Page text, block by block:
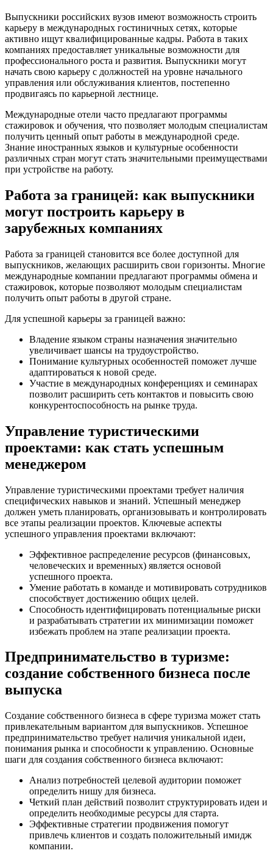
Выпускники российских вузов имеют возможность строить
карьеру в международных гостиничных сетях, которые
активно ищут квалифицированные кадры. Работа в таких
компаниях предоставляет уникальные возможности для
профессионального роста и развития. Выпускники могут
начать свою карьеру с должностей на уровне начального
управления или обслуживания клиентов, постепенно
продвигаясь по карьерной лестнице.
Международные отели часто предлагают программы
стажировок и обучения, что позволяет молодым специалистам
получить ценный опыт работы в международной среде.
Знание иностранных языков и культурные особенности
различных стран могут стать значительными преимуществами
при устройстве на работу.
Работа за границей: как выпускники
могут построить карьеру в
зарубежных компаниях
Работа за границей становится все более доступной для
выпускников, желающих расширить свои горизонты. Многие
международные компании предлагают программы обмена и
стажировок, которые позволяют молодым специалистам
получить опыт работы в другой стране.
Для успешной карьеры за границей важно:
Владение языком страны назначения значительно
увеличивает шансы на трудоустройство.
Понимание культурных особенностей поможет лучше
адаптироваться к новой среде.
Участие в международных конференциях и семинарах
позволит расширить сеть контактов и повысить свою
конкурентоспособность на рынке труда.
Управление туристическими
проектами: как стать успешным
менеджером
Управление туристическими проектами требует наличия
специфических навыков и знаний. Успешный менеджер
должен уметь планировать, организовывать и контролировать
все этапы реализации проектов. Ключевые аспекты
успешного управления проектами включают:
Эффективное распределение ресурсов (финансовых,
человеческих и временных) является основой
успешного проекта.
Умение работать в команде и мотивировать сотрудников
способствует достижению общих целей.
Способность идентифицировать потенциальные риски
и разрабатывать стратегии их минимизации поможет
избежать проблем на этапе реализации проекта.
Предпринимательство в туризме:
создание собственного бизнеса после
выпуска
Создание собственного бизнеса в сфере туризма может стать
привлекательным вариантом для выпускников. Успешное
предпринимательство требует наличия уникальной идеи,
понимания рынка и способности к управлению. Основные
шаги для создания собственного бизнеса включают:
Анализ потребностей целевой аудитории поможет
определить нишу для бизнеса.
Четкий план действий позволит структурировать идеи и
определить необходимые ресурсы для старта.
Эффективные стратегии продвижения помогут
привлечь клиентов и создать положительный имидж
компании.